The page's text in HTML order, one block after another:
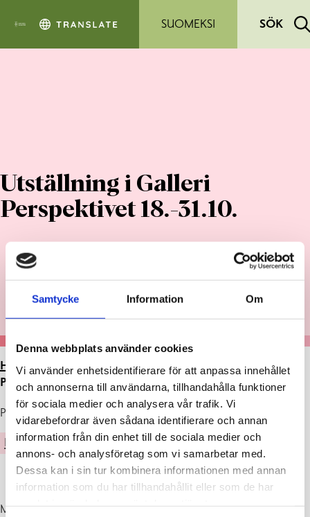
Samtycke Information Om
Denna webbplats använder cookies
Vi använder enhetsidentifierare för att anpassa innehållet
och annonserna till användarna, tillhandahålla funktioner
för sociala medier och analysera vår trafik. Vi
vidarebefordrar även sådana identifierare och annan
information från din enhet till de sociala medier och
annons- och analysföretag som vi samarbetar med.
Dessa kan i sin tur kombinera informationen med annan
information som du har tillhandahållit eller som de har
SUOMEKSI
SÖK
Utställning i Galleri
Perspektivet 18.-31.10.
HEM >ARTIKLAR>UTSTÄLLNING I GALLERI
PERSPEKTIVET 18.-31.10.
Publicerad : 11.10.2022
KULTUR
Mörknande